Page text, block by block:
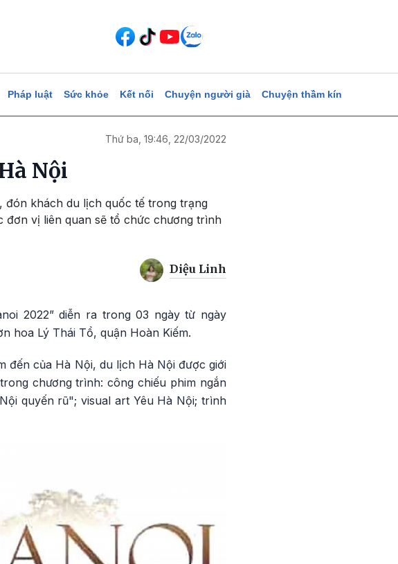
Pháp luật Sức khỏe Kết nối Chuyện người già Chuyện thầm kín
Thứ ba, 19:46, 22/03/2022
Nội
đón khách du lịch quốc tế trong trạng
vị liên quan sẽ tổ chức chương trình
Diệu Linh
2022” diễn ra trong 03 ngày từ ngày
hoa Lý Thái Tổ, quận Hoàn Kiếm.
đến của Hà Nội, du lịch Hà Nội được giới
chương trình: công chiếu phim ngắn
quyến rũ"; visual art Yêu Hà Nội; trình